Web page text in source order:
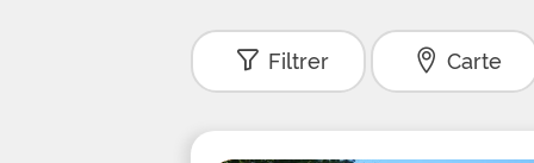
Filtrer Carte